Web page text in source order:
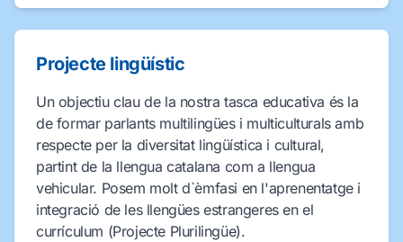
Projecte lingüístic
Un objectiu clau de la nostra tasca educativa és la
de formar parlants multilingües i multiculturals amb
respecte per la diversitat lingüística i cultural,
partint de la llengua catalana com a llengua
vehicular. Posem molt d`èmfasi en l'aprenentatge i
integració de les llengües estrangeres en el
currículum (Projecte Plurilingüe).